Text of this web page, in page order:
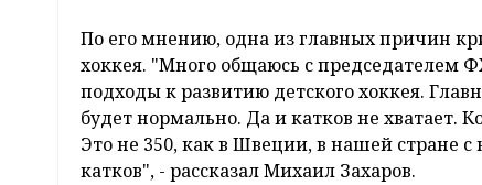
По его мнению, одна из главных причин
хоккея. "Много общаюсь с председателем
подходы к развитию детского хоккея.
будет нормально. Да и катков не хватает.
Это не 350, как в Швеции, в нашей стране
катков", - рассказал Михаил Захаров.